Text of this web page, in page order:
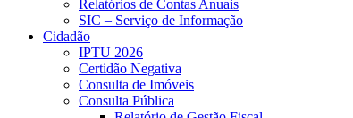
Relatórios de Contas Anuais
SIC – Serviço de Informação
Cidadão
IPTU 2026
Certidão Negativa
Consulta de Imóveis
Consulta Pública